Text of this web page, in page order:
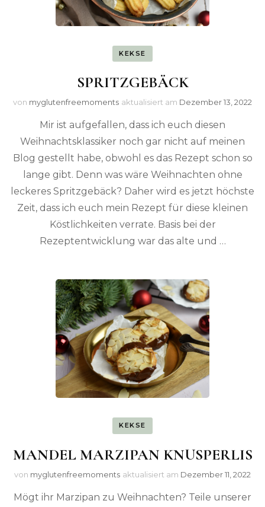
KEKSE
SPRITZGEBÄCK
von myglutenfreemoments aktualisiert am Dezember 13, 2022
Mir ist aufgefallen, dass ich euch diesen
Weihnachtsklassiker noch gar nicht auf meinen
Blog gestellt habe, obwohl es das Rezept schon so
lange gibt. Denn was wäre Weihnachten ohne
leckeres Spritzgebäck? Daher wird es jetzt höchste
Zeit, dass ich euch mein Rezept für diese kleinen
Köstlichkeiten verrate. Basis bei der
Rezeptentwicklung war das alte und …
KEKSE
MANDEL MARZIPAN KNUSPERLIS
von myglutenfreemoments aktualisiert am Dezember 11, 2022
Mögt ihr Marzipan zu Weihnachten? Teile unserer